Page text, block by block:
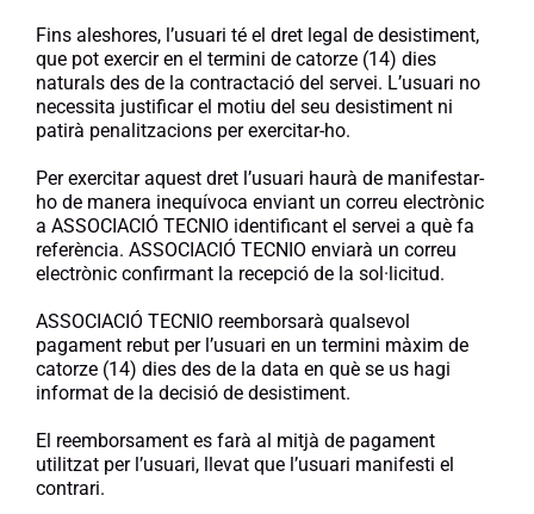
Fins aleshores, l’usuari té el dret legal de desistiment,
que pot exercir en el termini de catorze (14) dies
naturals des de la contractació del servei. L’usuari no
necessita justificar el motiu del seu desistiment ni
patirà penalitzacions per exercitar-ho.
Per exercitar aquest dret l’usuari haurà de manifestar-
ho de manera inequívoca enviant un correu electrònic
a ASSOCIACIÓ TECNIO identificant el servei a què fa
referència. ASSOCIACIÓ TECNIO enviarà un correu
electrònic confirmant la recepció de la sol·licitud.
ASSOCIACIÓ TECNIO reemborsarà qualsevol
pagament rebut per l’usuari en un termini màxim de
catorze (14) dies des de la data en què se us hagi
informat de la decisió de desistiment.
El reemborsament es farà al mitjà de pagament
utilitzat per l’usuari, llevat que l’usuari manifesti el
contrari.